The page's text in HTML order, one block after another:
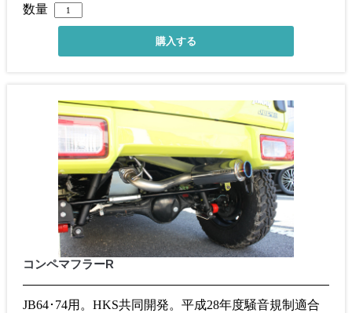
数量
コンペマフラーR
JB64･74用。HKS共同開発。平成28年度騒音規制適合